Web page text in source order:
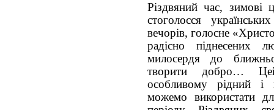
Різдвяний час, зимові
стоголосся
вечорів, голосне
радісно піднесених
милосердя до
творити добро…
особливому рідний і
можемо використати